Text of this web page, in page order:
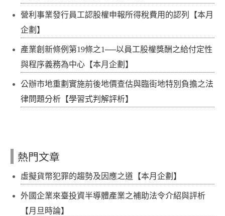
營利事業發行員工認股權申報所得稅費用的認列【本月
企劃】
產業創新條例第19條之1──以員工股權獎酬之給付定性
與程序義務為中心【本月企劃】
公辦市地重劃實施前後地價查估與臨街地特別負擔之法
律問題分析【學習式判解評析】
熱門文章
虛擬貨幣犯罪的趨勢及因應之道【本月企劃】
外國企業來臺投資半導體產業之補助法令介紹與評析
【月旦時論】